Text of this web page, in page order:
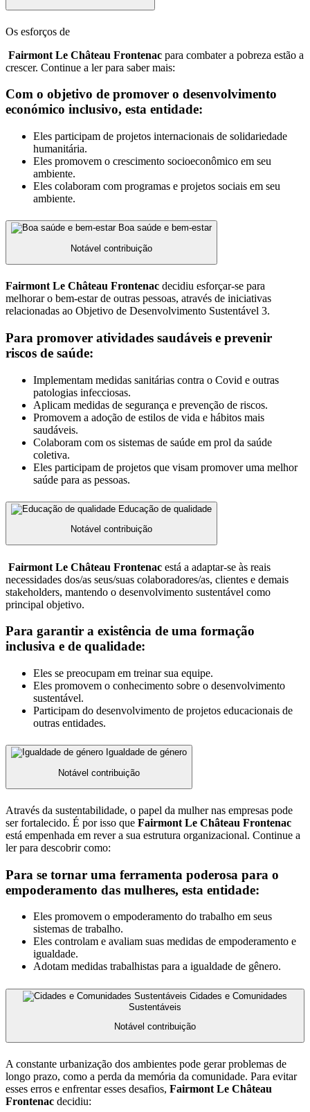
Os esforços de
Fairmont Le Château Frontenac para combater a pobreza estão a
crescer. Continue a ler para saber mais:
Com o objetivo de promover o desenvolvimento
económico inclusivo, esta entidade:
Eles participam de projetos internacionais de solidariedade
humanitária.
Eles promovem o crescimento socioeconômico em seu
ambiente.
Eles colaboram com programas e projetos sociais em seu
ambiente.
Boa saúde e bem-estar
Notável contribuição
Fairmont Le Château Frontenac decidiu esforçar-se para
melhorar o bem-estar de outras pessoas, através de iniciativas
relacionadas ao Objetivo de Desenvolvimento Sustentável 3.
Para promover atividades saudáveis ​​e prevenir
riscos de saúde:
Implementam medidas sanitárias contra o Covid e outras
patologias infecciosas.
Aplicam medidas de segurança e prevenção de riscos.
Promovem a adoção de estilos de vida e hábitos mais
saudáveis.
Colaboram com os sistemas de saúde em prol da saúde
coletiva.
Eles participam de projetos que visam promover uma melhor
saúde para as pessoas.
Educação de qualidade
Notável contribuição
Fairmont Le Château Frontenac está a adaptar-se às reais
necessidades dos/as seus/suas colaboradores/as, clientes e demais
stakeholders, mantendo o desenvolvimento sustentável como
principal objetivo.
Para garantir a existência de uma formação
inclusiva e de qualidade:
Eles se preocupam em treinar sua equipe.
Eles promovem o conhecimento sobre o desenvolvimento
sustentável.
Participam do desenvolvimento de projetos educacionais de
outras entidades.
Igualdade de género
Notável contribuição
Através da sustentabilidade, o papel da mulher nas empresas pode
ser fortalecido. É por isso que Fairmont Le Château Frontenac
está empenhada em rever a sua estrutura organizacional. Continue a
ler para descobrir como:
Para se tornar uma ferramenta poderosa para o
empoderamento das mulheres, esta entidade:
Eles promovem o empoderamento do trabalho em seus
sistemas de trabalho.
Eles controlam e avaliam suas medidas de empoderamento e
igualdade.
Adotam medidas trabalhistas para a igualdade de gênero.
Cidades e Comunidades
Sustentáveis
Notável contribuição
A constante urbanização dos ambientes pode gerar problemas de
longo prazo, como a perda da memória da comunidade. Para evitar
esses erros e enfrentar esses desafios, Fairmont Le Château
Frontenac decidiu: